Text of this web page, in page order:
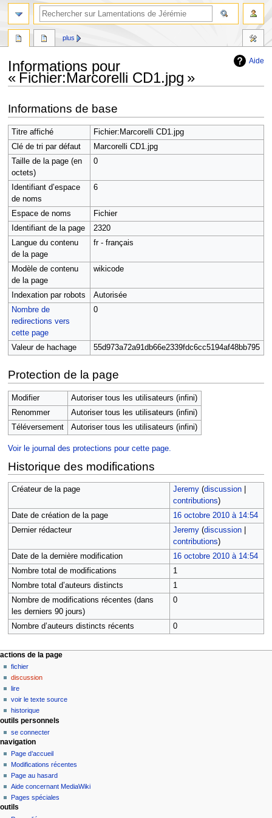
Aide
Informations pour
« Fichier:Marcorelli CD1.jpg »
à
la
navigation
à
la
recherche
Informations de base
Titre affiché
Fichier:Marcorelli CD1.jpg
Clé de tri par défaut
Marcorelli CD1.jpg
Taille de la page (en
octets)
0
Identifiant dʼespace
de noms
6
Espace de noms
Fichier
Identifiant de la page
2320
Langue du contenu
de la page
fr - français
Modèle de contenu
de la page
wikicode
Indexation par robots
Autorisée
Nombre de
redirections vers
cette page
0
Valeur de hachage 55d973a72a91db66e2339fdc6cc5194af48bb795
Protection de la page
Modifier
Autoriser tous les utilisateurs (infini)
Renommer
Autoriser tous les utilisateurs (infini)
Téléversement
Autoriser tous les utilisateurs (infini)
Voir le journal des protections pour cette page.
Historique des modifications
Créateur de la page Jeremy (discussion|
contributions)
Date de création de la page
16 octobre 2010 à 14:54
Dernier rédacteur
Jeremy (discussion|
contributions)
Date de la dernière modification
16 octobre 2010 à 14:54
Nombre total de modifications
1
Nombre total d’auteurs distincts
1
Nombre de modifications récentes (dans
les derniers 90 jours)
0
Nombre d’auteurs distincts récents 0
M
e
n
u
d
e
n
a
v
g
a
actions de la page
fichier
discussion
lire
voir le texte source
historique
plus
outils personnels
se connecter
navigation
Page d’accueil
Modifications récentes
Page au hasard
Aide concernant MediaWiki
Pages spéciales
rechercher
outils